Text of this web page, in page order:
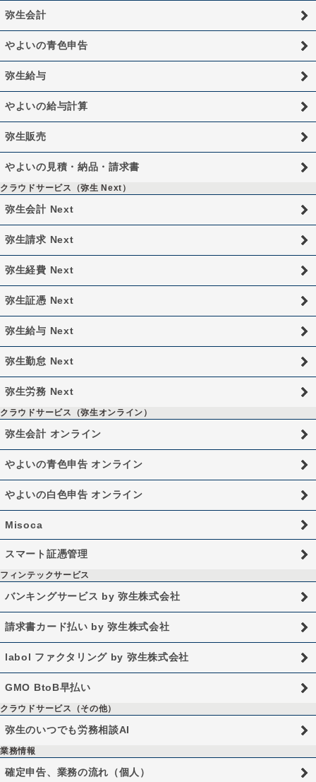
弥生会計
やよいの青色申告
弥生給与
やよいの給与計算
弥生販売
やよいの見積・納品・請求書
クラウドサービス（弥生 Next）
弥生会計 Next
弥生請求 Next
弥生経費 Next
弥生証憑 Next
弥生給与 Next
弥生勤怠 Next
弥生労務 Next
クラウドサービス（弥生オンライン）
弥生会計 オンライン
やよいの青色申告 オンライン
やよいの白色申告 オンライン
Misoca
スマート証憑管理
フィンテックサービス
バンキングサービス by 弥生株式会社
請求書カード払い by 弥生株式会社
labol ファクタリング by 弥生株式会社
GMO BtoB早払い
クラウドサービス（その他）
弥生のいつでも労務相談AI
業務情報
確定申告、業務の流れ（個人）